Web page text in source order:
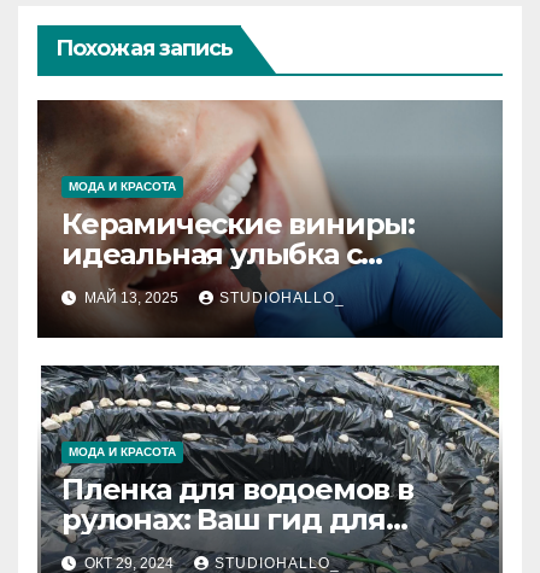
Похожая запись
МОДА И КРАСОТА
Керамические виниры:
идеальная улыбка с
натуральным блеском
МАЙ 13, 2025 STUDIOHALLO_
МОДА И КРАСОТА
Пленка для водоемов в
рулонах: Ваш гид для
выбора и применения
ОКТ 29, 2024 STUDIOHALLO_